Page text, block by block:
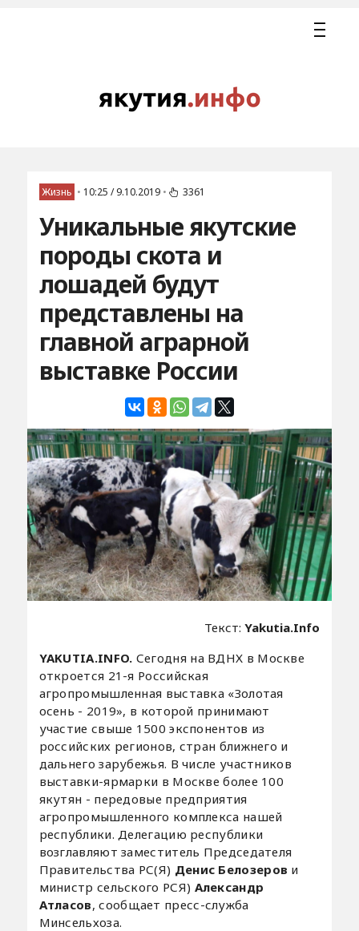
Жизнь • 10:25 / 9.10.2019 • 3361
Уникальные якутские
породы скота и
лошадей будут
представлены на
главной аграрной
выставке России
Текст:Yakutia.Info
YAKUTIA.INFO. Сегодня на ВДНХ в Москве
откроется 21-я Российская
агропромышленная выставка «Золотая
осень - 2019», в которой принимают
участие свыше 1500 экспонентов из
российских регионов, стран ближнего и
дальнего зарубежья. В числе участников
выставки-ярмарки в Москве более 100
якутян - передовые предприятия
агропромышленного комплекса нашей
республики. Делегацию республики
возглавляют заместитель Председателя
Правительства РС(Я) Денис Белозеров и
министр сельского РСЯ) Александр
Атласов, сообщает пресс-служба
Минсельхоза.